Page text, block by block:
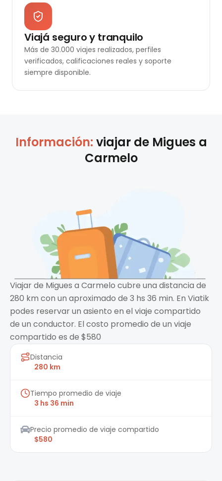
Viajá seguro y tranquilo
Más de 30.000 viajes realizados, perfiles
verificados, calificaciones reales y soporte
siempre disponible.
Información: viajar de Migues a
Carmelo
Viajar de Migues a Carmelo cubre una distancia de
280 km con un aproximado de 3 hs 36 min. En Viatik
podes reservar un asiento en el viaje compartido
de un conductor. El costo promedio de un viaje
compartido es de $580
Distancia
280 km
Tiempo promedio de viaje
3 hs 36 min
Precio promedio de viaje compartido
$580